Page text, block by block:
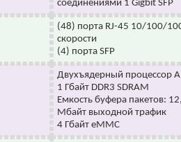
соединениями 1 Gigbit SFP
(48) порта RJ-45 10/100/
скорости
(4) порта SFP
Двухъядерный процессор
1 Гбайт DDR3 SDRAM
Емкость буфера пакетов:
Мбайт выходной трафик
4 Гбайт eMMC